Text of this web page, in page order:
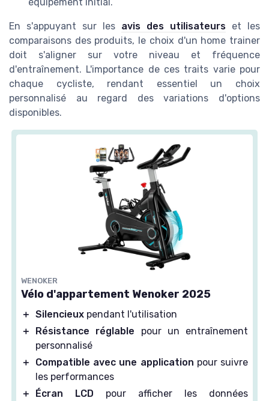
équipement initial.
En s'appuyant sur les avis des utilisateurs et les
comparaisons des produits, le choix d'un home trainer
doit s'aligner sur votre niveau et fréquence
d'entraînement. L'importance de ces traits varie pour
chaque cycliste, rendant essentiel un choix
personnalisé au regard des variations d'options
disponibles.
WENOKER
Vélo d'appartement Wenoker 2025
＋ Silencieux pendant l'utilisation
＋
Résistance réglable pour un entraînement
personnalisé
＋
Compatible avec une application pour suivre
les performances
＋
Écran LCD pour afficher les données